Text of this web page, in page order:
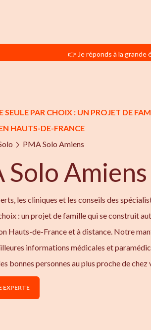
👉 Je réponds à la grande
SEULE PAR CHOIX : UN PROJET DE
HAUTS-DE-FRANCE
PMA Solo Amiens
Solo Amiens
les cliniques et les conseils des
: un projet de famille qui se construit
Hauts-de-France et à distance. Notre
informations médicales et
bonnes personnes au plus proche de chez
EXPERTE